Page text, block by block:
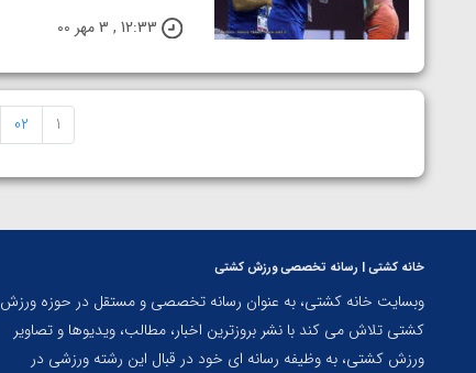
12:33 , 3 مهر 00
1
02
خانه کشتی | رسانه تخصصی ورزش کشتی
وبسایت خانه کشتی، به عنوان رسانه تخصصی و مستقل در حوزه ورزش
کشتی تلاش می کند با نشر بروزترین اخبار، مطالب، ویدیوها و تصاویر
ورزش کشتی، به وظیفه رسانه ای خود در قبال این رشته ورزشی در